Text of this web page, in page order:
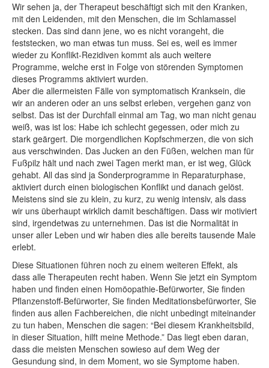
Wir sehen ja, der Therapeut beschäftigt sich mit den Kranken,
mit den Leidenden, mit den Menschen, die im Schlamassel
stecken. Das sind dann jene, wo es nicht vorangeht, die
feststecken, wo man etwas tun muss. Sei es, weil es immer
wieder zu Konflikt-Rezidiven kommt als auch weitere
Programme, welche erst in Folge von störenden Symptomen
dieses Programms aktiviert wurden.
Aber die allermeisten Fälle von symptomatisch Kranksein, die
wir an anderen oder an uns selbst erleben, vergehen ganz von
selbst. Das ist der Durchfall einmal am Tag, wo man nicht genau
weiß, was ist los: Habe ich schlecht gegessen, oder mich zu
stark geärgert. Die morgendlichen Kopfschmerzen, die von sich
aus verschwinden. Das Jucken an den Füßen, welchen man für
Fußpilz hält und nach zwei Tagen merkt man, er ist weg, Glück
gehabt. All das sind ja Sonderprogramme in Reparaturphase,
aktiviert durch einen biologischen Konflikt und danach gelöst.
Meistens sind sie zu klein, zu kurz, zu wenig intensiv, als dass
wir uns überhaupt wirklich damit beschäftigen. Dass wir motiviert
sind, irgendetwas zu unternehmen. Das ist die Normalität in
unser aller Leben und wir haben dies alle bereits tausende Male
erlebt.
Diese Situationen führen noch zu einem weiteren Effekt, als
dass alle Therapeuten recht haben. Wenn Sie jetzt ein Symptom
haben und finden einen Homöopathie-Befürworter, Sie finden
Pflanzenstoff-Befürworter, Sie finden Meditationsbefürworter, Sie
finden aus allen Fachbereichen, die nicht unbedingt miteinander
zu tun haben, Menschen die sagen: “Bei diesem Krankheitsbild,
in dieser Situation, hilft meine Methode.” Das liegt eben daran,
dass die meisten Menschen sowieso auf dem Weg der
Gesundung sind, in dem Moment, wo sie Symptome haben.